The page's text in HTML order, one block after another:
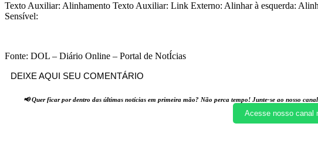
Texto Auxiliar: Alinhamento Texto Auxiliar: Link Externo: Alinhar à esquerda:
Sensível:
Fonte: DOL – Diário Online – Portal de NotÍcias
DEIXE AQUI SEU COMENTÁRIO
📢 Quer ficar por dentro das últimas notícias em primeira mão? Não perca tempo! Junte-se ao nosso
Acesse nosso canal